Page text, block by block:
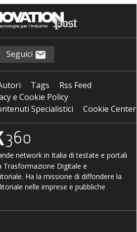
Seguici
Tags
Rss Feed
e Cookie Policy
Specialistici
Cookie Center
network in Italia di testate e portali
Trasformazione Digitale e
Ha la missione di diffondere la
nelle imprese e pubbliche